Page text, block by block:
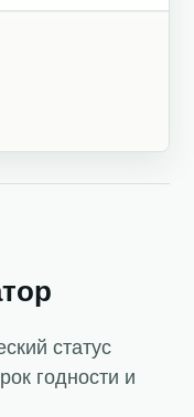
статус
годности и